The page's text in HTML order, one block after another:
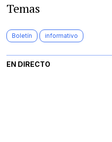
Temas
Boletín informativo
EN DIRECTO